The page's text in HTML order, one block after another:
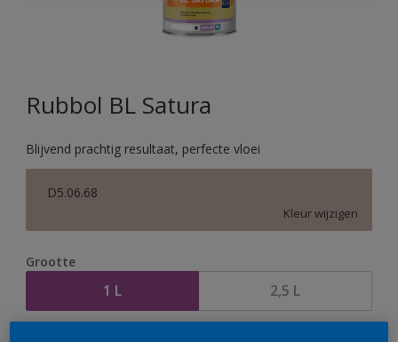
Rubbol BL Satura
Blijvend prachtig resultaat, perfecte vloei
D5.06.68
Kleur wijzigen
Grootte
1 L 2,5 L